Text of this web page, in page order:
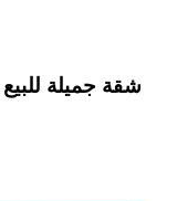
شقة جميلة للبيع